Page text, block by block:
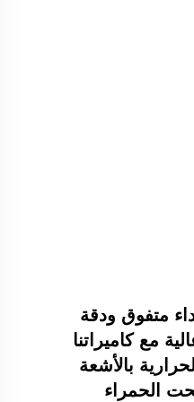
متفوق ودقة
مع كاميراتنا
الحرارية بالأشعة
الحمراء